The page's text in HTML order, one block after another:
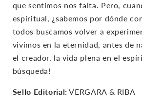
que sentimos nos falta. Pero,
espiritual, ¿sabemos por dónde
todos buscamos volver a
vivimos en la eternidad, antes de
el creador, la vida plena en el
búsqueda!
Sello Editorial: VERGARA & RIBA